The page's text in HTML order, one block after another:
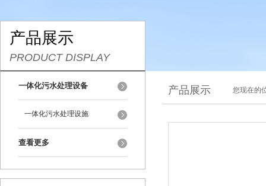
产品展示
PRODUCT DISPLAY
一体化污水处理设备
一体化污水处理设施
查看更多
产品展示 您现在的